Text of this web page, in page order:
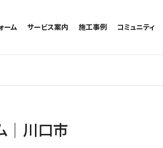
ーム
風呂のリフォーム
面台のリフォーム
内装のリフォーム
回りのリフォーム
サービス案内
相談室・よくある質問
施工事例
トイレの施工事例
キッチンの施工事例
コミュニティ
アルブル通信
ブログ
｜川口市